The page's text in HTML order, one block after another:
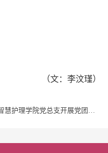
（文：李汶瑾）
下一篇：一次行走中的党课——智慧护理学院党总支开展党团共建活动